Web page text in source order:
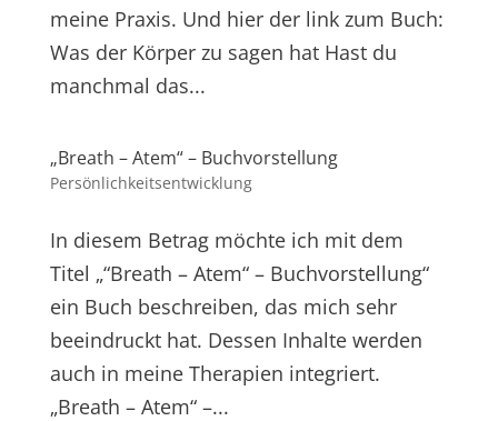
meine Praxis. Und hier der link zum Buch:
Was der Körper zu sagen hat Hast du
manchmal das...
„Breath – Atem“ – Buchvorstellung
Persönlichkeitsentwicklung
In diesem Betrag möchte ich mit dem
Titel „“Breath – Atem“ – Buchvorstellung“
ein Buch beschreiben, das mich sehr
beeindruckt hat. Dessen Inhalte werden
auch in meine Therapien integriert.
„Breath – Atem“ –...